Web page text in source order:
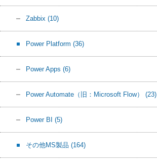
Zabbix (10)
Power Platform (36)
Power Apps (6)
Power Automate（旧：Microsoft Flow） (23)
Power BI (5)
その他MS製品 (164)